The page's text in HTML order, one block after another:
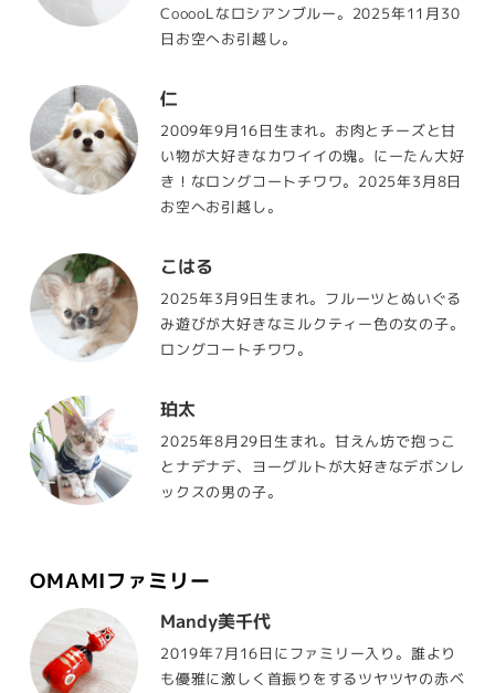
CooooLなロシアンブルー。2025年11月30
日お空へお引越し。
仁
2009年9月16日生まれ。お肉とチーズと甘
い物が大好きなカワイイの塊。にーたん大好
き！なロングコートチワワ。2025年3月8日
お空へお引越し。
こはる
2025年3月9日生まれ。フルーツとぬいぐる
み遊びが大好きなミルクティー色の女の子。
ロングコートチワワ。
珀太
2025年8月29日生まれ。甘えん坊で抱っこ
とナデナデ、ヨーグルトが大好きなデボンレ
ックスの男の子。
OMAMIファミリー
Mandy美千代
2019年7月16日にファミリー入り。誰より
も優雅に激しく首振りをするツヤツヤの赤ベ